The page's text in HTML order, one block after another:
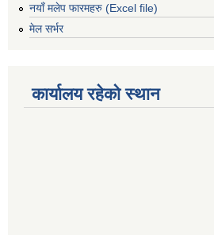
नयाँ मलेप फारमहरु (Excel file)
मेल सर्भर
कार्यालय रहेको स्थान